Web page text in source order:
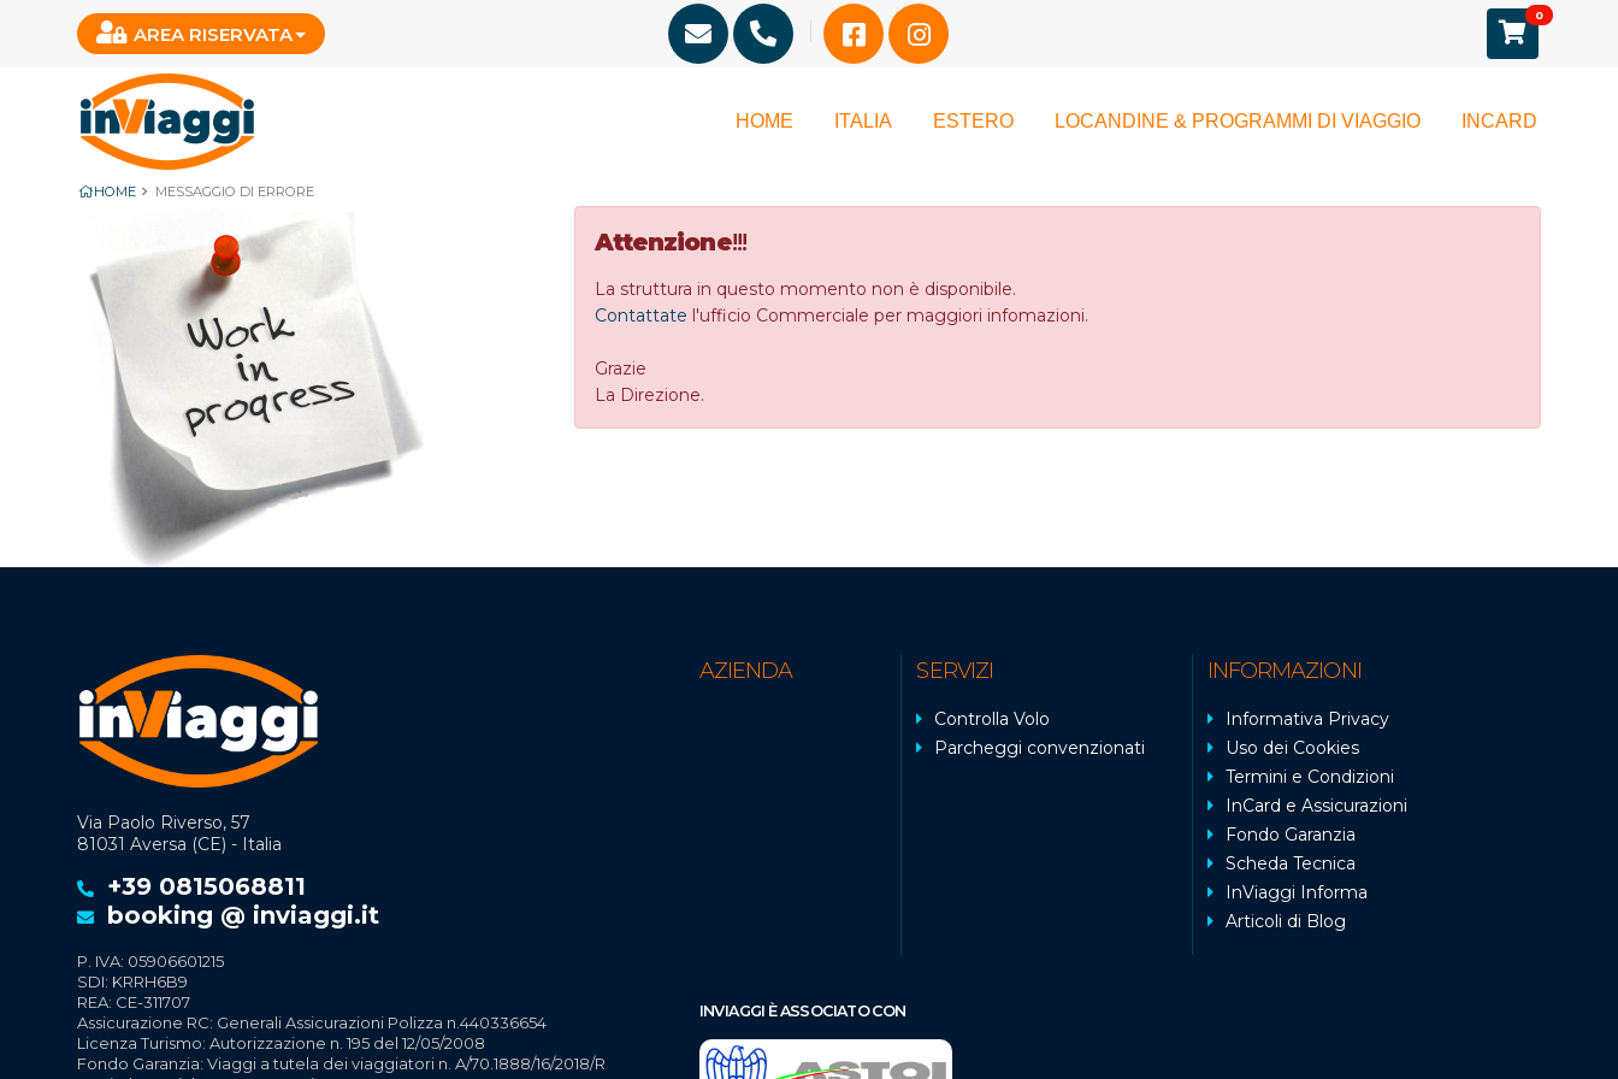
AREA RISERVATA
0
HOME ITALIA ESTERO LOCANDINE & PROGRAMMI DI VIAGGIO INCARD
HOME MESSAGGIO DI ERRORE
Attenzione!!!
La struttura in questo momento non è disponibile.
Contattate l'ufficio Commerciale per maggiori infomazioni.
Grazie
La Direzione.
Via Paolo Riverso, 57
81031 Aversa (CE) - Italia
+39 0815068811
booking @ inviaggi.it
P. IVA: 05906601215
SDI: KRRH6B9
REA: CE-311707
Assicurazione RC: Generali Assicurazioni Polizza n.440336654
Licenza Turismo: Autorizzazione n. 195 del 12/05/2008
Fondo Garanzia: Viaggi a tutela dei viaggiatori n. A/70.1888/16/2018/R
AZIENDA SERVIZI
Controlla Volo
Parcheggi convenzionati
INFORMAZIONI
Informativa Privacy
Uso dei Cookies
Termini e Condizioni
InCard e Assicurazioni
Fondo Garanzia
Scheda Tecnica
InViaggi Informa
Articoli di Blog
INVIAGGI È ASSOCIATO CON